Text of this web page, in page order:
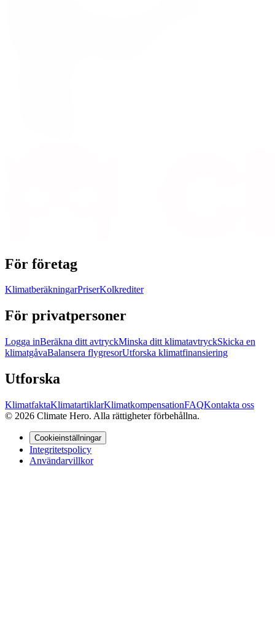
För företag
KlimatberäkningarPriserKolkrediter
För privatpersoner
Logga inBeräkna ditt avtryckMinska ditt klimatavtryckSkicka en
klimatgåvaBalansera flygresorUtforska klimatfinansiering
Utforska
KlimatfaktaKlimatartiklarKlimatkompensationFAQKontakta oss
© 2026 Climate Hero. Alla rättigheter förbehållna.
Cookieinställningar
Integritetspolicy
Användarvillkor